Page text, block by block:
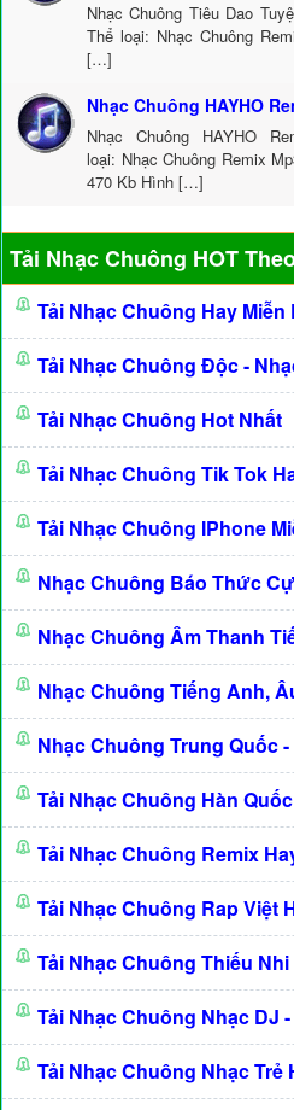
Nhạc Chuông Tiêu Dao
Thể loại: Nhạc Chuông
[…]
Nhạc Chuông HAYHO
Nhạc Chuông HAYHO
loại: Nhạc Chuông Remix
470 Kb Hình […]
Tải Nhạc Chuông HOT
Tải Nhạc Chuông Hay Miễn
Tải Nhạc Chuông Độc -
Tải Nhạc Chuông Hot Nhất
Tải Nhạc Chuông Tik Tok
Tải Nhạc Chuông IPhone
Nhạc Chuông Báo Thức
Nhạc Chuông Âm Thanh
Nhạc Chuông Tiếng Anh,
Nhạc Chuông Trung Quốc
Tải Nhạc Chuông Hàn
Tải Nhạc Chuông Remix
Tải Nhạc Chuông Rap Việt
Tải Nhạc Chuông Thiếu Nhi
Tải Nhạc Chuông Nhạc DJ
Tải Nhạc Chuông Nhạc Trẻ